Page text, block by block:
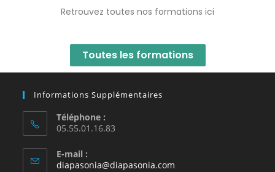
Retrouvez toutes nos formations ici
Toutes les formations
Informations Supplémentaires
Téléphone :
05.55.01.16.83
E-mail :
diapasonia@diapasonia.com